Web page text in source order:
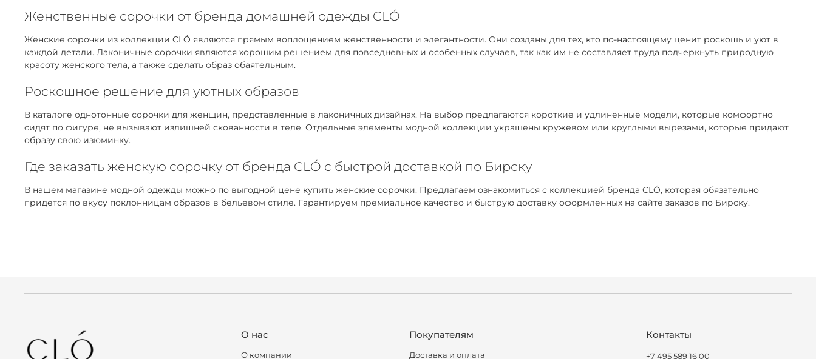
Женственные сорочки от бренда домашней одежды CLÓ
Женские сорочки из коллекции CLÓ являются прямым воплощением женственности и элегантности. Они созданы для тех, кто по-настоящему ценит роскошь и уют в
каждой детали. Лаконичные сорочки являются хорошим решением для повседневных и особенных случаев, так как им не составляет труда подчеркнуть природную
красоту женского тела, а также сделать образ обаятельным.
Роскошное решение для уютных образов
В каталоге однотонные сорочки для женщин, представленные в лаконичных дизайнах. На выбор предлагаются короткие и удлиненные модели, которые комфортно
сидят по фигуре, не вызывают излишней скованности в теле. Отдельные элементы модной коллекции украшены кружевом или круглыми вырезами, которые придают
образу свою изюминку.
Где заказать женскую сорочку от бренда CLÓ с быстрой доставкой по Бирску
В нашем магазине модной одежды можно по выгодной цене купить женские сорочки. Предлагаем ознакомиться с коллекцией бренда CLÓ, которая обязательно
придется по вкусу поклонницам образов в бельевом стиле. Гарантируем премиальное качество и быструю доставку оформленных на сайте заказов по Бирску.
О нас
О компании
Покупателям
Доставка и оплата
Контакты
+7 495 589 16 00